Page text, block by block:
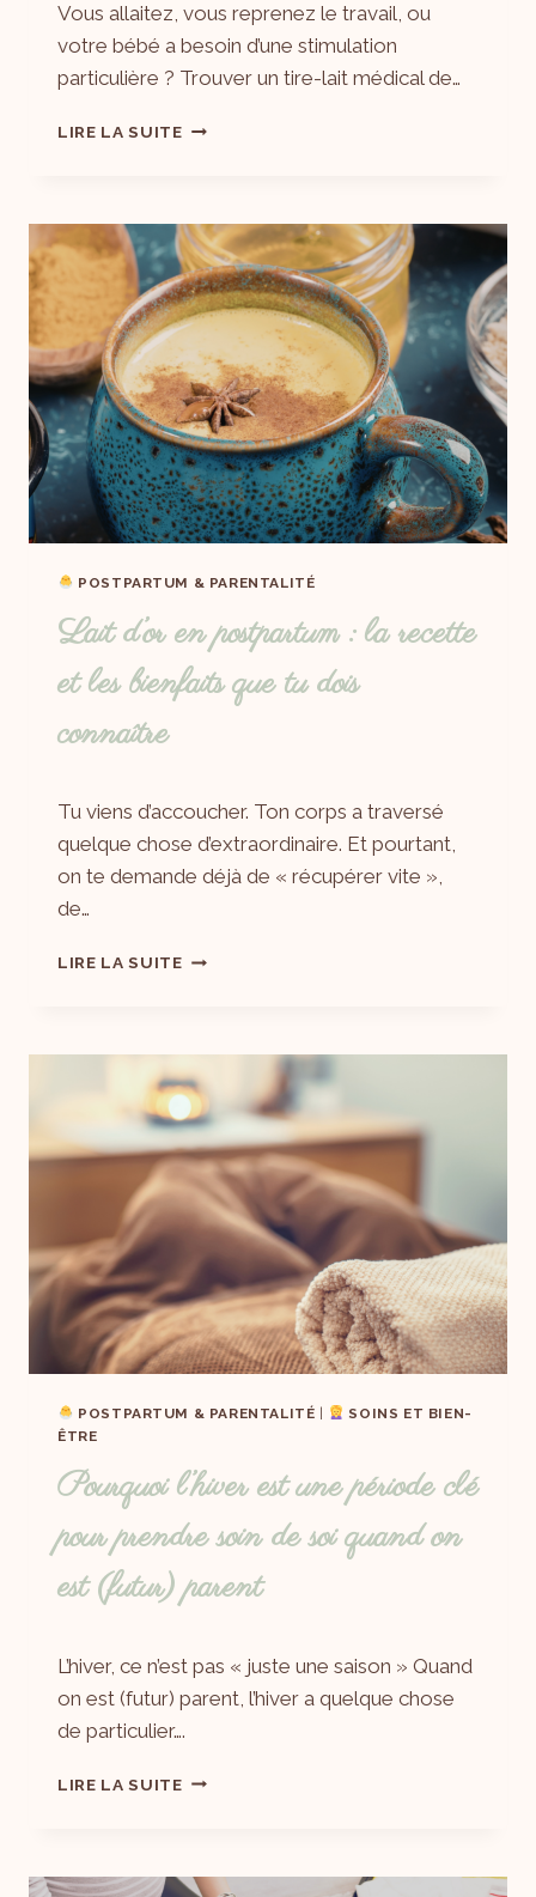
Laëtitia
Vous allaitez, vous reprenez le travail, ou
votre bébé a besoin d’une stimulation
particulière ? Trouver un tire-lait médical de…
LIRE LA SUITE
POSTPARTUM & PARENTALITÉ
Lait d’or en postpartum : la recette
et les bienfaits que tu dois
connaître
Laëtitia
Tu viens d’accoucher. Ton corps a traversé
quelque chose d’extraordinaire. Et pourtant,
on te demande déjà de « récupérer vite »,
de…
LIRE LA SUITE
POSTPARTUM & PARENTALITÉ
SOINS ET BIEN-
ÊTRE
Pourquoi l’hiver est une période clé
pour prendre soin de soi quand on
est (futur) parent
Laëtitia
L’hiver, ce n’est pas « juste une saison » Quand
on est (futur) parent, l’hiver a quelque chose
de particulier….
LIRE LA SUITE